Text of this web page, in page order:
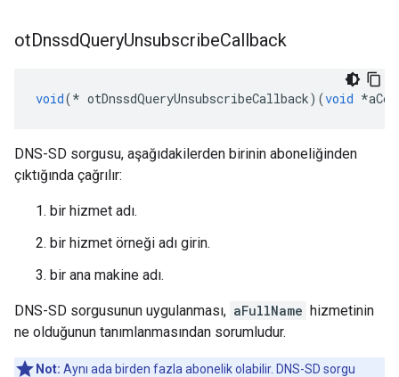
otDnssdQueryUnsubscribeCallback
void(* otDnssdQueryUnsubscribeCallback)(void *
DNS-SD sorgusu, aşağıdakilerden birinin aboneliğinden
çıktığında çağrılır:
bir hizmet adı.
bir hizmet örneği adı girin.
bir ana makine adı.
DNS-SD sorgusunun uygulanması, aFullName hizmetinin
ne olduğunun tanımlanmasından sorumludur.
Not: Aynı ada birden fazla abonelik olabilir. DNS-SD sorgu